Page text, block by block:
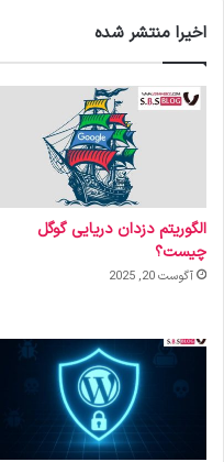
اخیرا منتشر شده
الگوریتم دزدان دریایی گوگل
چیست؟
آگوست 20, 2025